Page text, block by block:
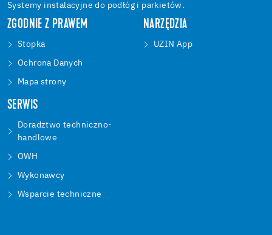
Systemy instalacyjne do podłóg i parkietów.
ZGODNIE Z PRAWEM
Stopka
Ochrona Danych
Mapa strony
NARZĘDZIA
UZIN App
SERWIS
Doradztwo techniczno-
handlowe
OWH
Wykonawcy
Wsparcie techniczne